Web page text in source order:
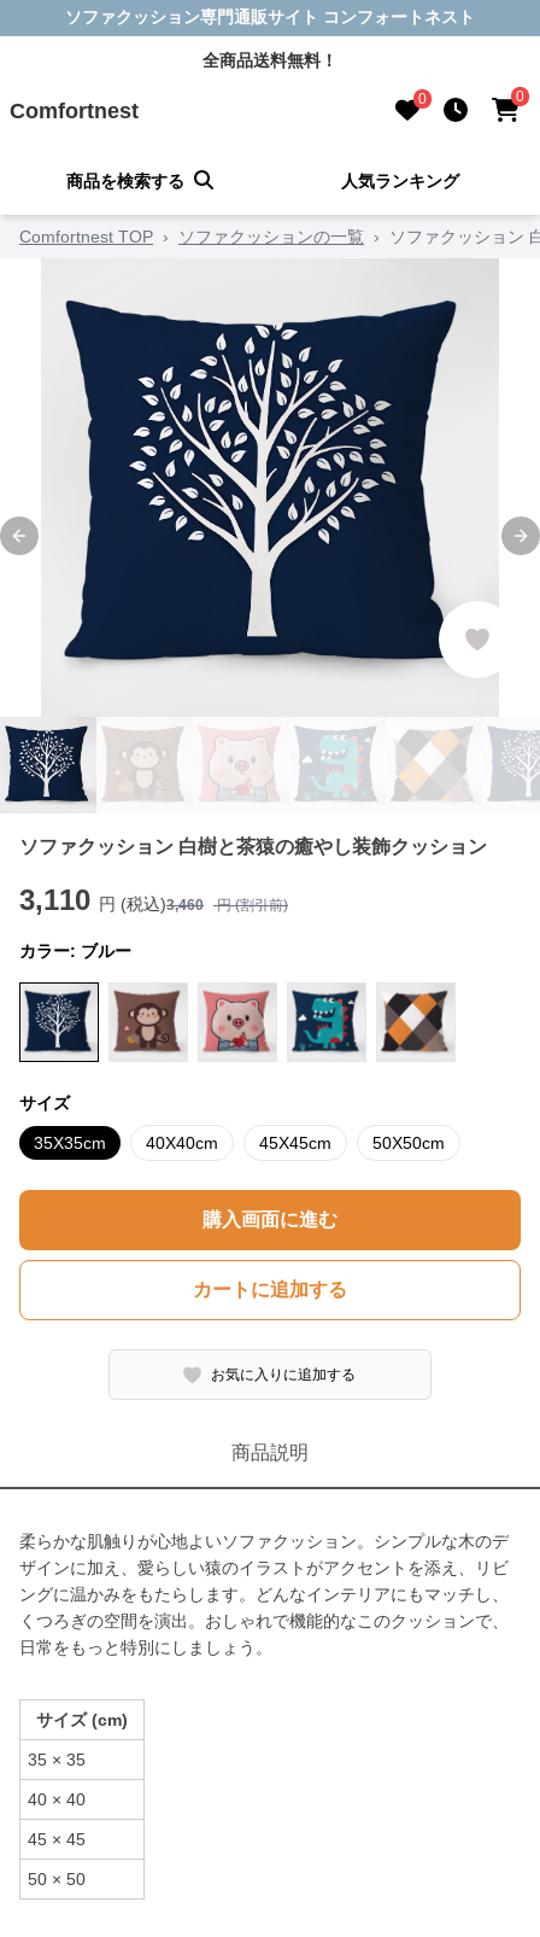
ソファクッション専門通販サイト コンフォートネスト
全商品送料無料！
Comfortnest 0 0
商品を検索する 人気ランキング
Comfortnest TOP › ソファクッションの一覧 › ソファクッション
Previous slide
ソファクッション 白樹と茶猿の癒やし装飾クッション
3,110 円 (税込)3,460 円 (割引前)
カラー: ブルー
サイズ
35X35cm 40X40cm 45X45cm 50X50cm
購入画面に進む
カートに追加する
お気に入りに追加する
商品説明
柔らかな肌触りが心地よいソファクッション。シンプルな木のデ
ザインに加え、愛らしい猿のイラストがアクセントを添え、リビ
ングに温かみをもたらします。どんなインテリアにもマッチし、
くつろぎの空間を演出。おしゃれで機能的なこのクッションで、
日常をもっと特別にしましょう。
サイズ (cm)
35 × 35
40 × 40
45 × 45
50 × 50